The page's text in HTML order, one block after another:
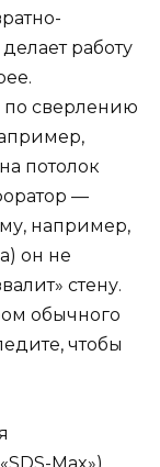
работу
по сверлению
потолок
—
например,
он не
стену.
обычного
чтобы